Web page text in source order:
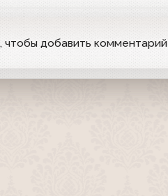
, чтобы добавить комментарий